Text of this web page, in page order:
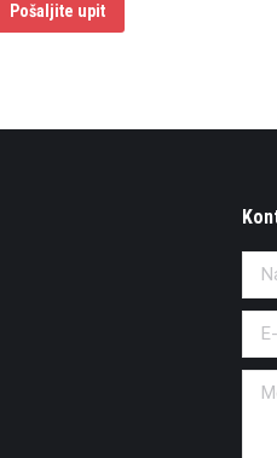
Pošaljite upit
E-